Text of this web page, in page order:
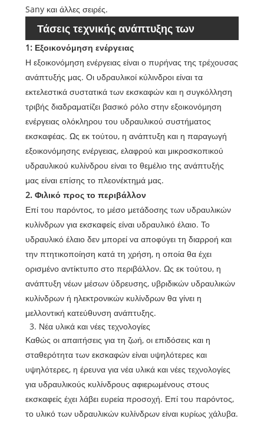
Sany και άλλες σειρές.
Τάσεις τεχνικής ανάπτυξης των
κυλίνδρων κάδων εκσκαφέας
1: Εξοικονόμηση ενέργειας
Η εξοικονόμηση ενέργειας είναι ο πυρήνας της τρέχουσας
ανάπτυξής μας. Οι υδραυλικοί κύλινδροι είναι τα
εκτελεστικά συστατικά των εκσκαφών και η συγκόλληση
τριβής διαδραματίζει βασικό ρόλο στην εξοικονόμηση
ενέργειας ολόκληρου του υδραυλικού συστήματος
εκσκαφέας. Ως εκ τούτου, η ανάπτυξη και η παραγωγή
εξοικονόμησης ενέργειας, ελαφρού και μικροσκοπικού
υδραυλικού κυλίνδρου είναι το θεμέλιο της ανάπτυξής
μας είναι επίσης το πλεονέκτημά μας.
2. Φιλικό προς το περιβάλλον
Επί του παρόντος, το μέσο μετάδοσης των υδραυλικών
κυλίνδρων για εκσκαφείς είναι υδραυλικό έλαιο. Το
υδραυλικό έλαιο δεν μπορεί να αποφύγει τη διαρροή και
την πτητικοποίηση κατά τη χρήση, η οποία θα έχει
ορισμένο αντίκτυπο στο περιβάλλον. Ως εκ τούτου, η
ανάπτυξη νέων μέσων ύδρευσης, υβριδικών υδραυλικών
κυλίνδρων ή ηλεκτρονικών κυλίνδρων θα γίνει η
μελλοντική κατεύθυνση ανάπτυξης.
3. Νέα υλικά και νέες τεχνολογίες
Καθώς οι απαιτήσεις για τη ζωή, οι επιδόσεις και η
σταθερότητα των εκσκαφών είναι υψηλότερες και
υψηλότερες, η έρευνα για νέα υλικά και νέες τεχνολογίες
για υδραυλικούς κυλίνδρους αφιερωμένους στους
εκσκαφείς έχει λάβει ευρεία προσοχή. Επί του παρόντος,
το υλικό των υδραυλικών κυλίνδρων είναι κυρίως χάλυβα.